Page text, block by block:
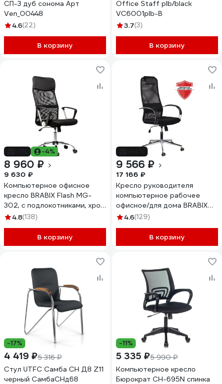
СП-3 дуб сонома Арт
Ven_00448
4.6(22)
В корзину
Office Staff plb/black
VC6001plb-B
3.7(3)
В корзину
-4%
8 960 ₽
9 630 ₽
Компьютерное офисное
кресло BRABIX Flash MG-
302, с подлокотниками, хром
530867
4.8(138)
В корзину
9 566 ₽
17 166 ₽
Кресло руководителя
компьютерное рабочее
офисное/для дома BRABIX
Pilot Ex-610 Ch premium,
4.6(129)
В корзину
-17%
4 419 ₽5 316 ₽
Стул UTFC Самба CH Д8 Z11
черный СамбаСНд68
-11%
5 335 ₽5 990 ₽
Компьютерное кресло
Бюрократ CH-695N спинка